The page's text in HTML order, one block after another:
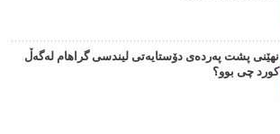
نهێنی پشت پەردەی دۆستایەتی لیندسی گراهام لەگەڵ
کورد چی بوو؟